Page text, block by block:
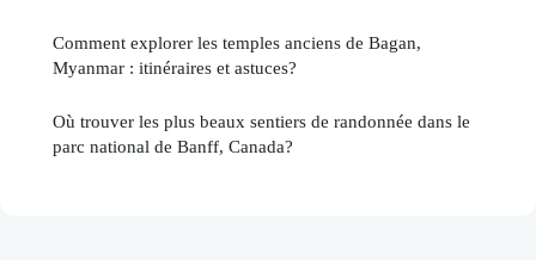
Comment explorer les temples anciens de Bagan,
Myanmar : itinéraires et astuces?
Où trouver les plus beaux sentiers de randonnée dans le
parc national de Banff, Canada?